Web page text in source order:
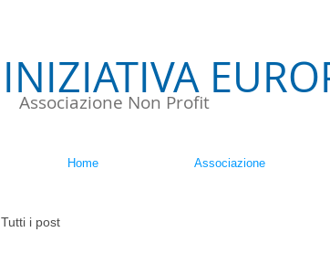
INIZIATIVA
Associazione Non Profit
Home Associazione
Tutti i post